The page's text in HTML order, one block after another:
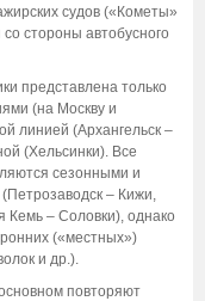
судов («Кометы»
стороны автобусного
представлена только
(на Москву и
линией (Архангельск –
(Хельсинки). Все
сезонными и
– Кижи,
Кемь – Соловки), однако
(«местных»)
и др.).
повторяют